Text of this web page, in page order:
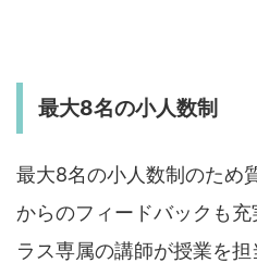
最大8名の小人数制
最大8名の小人数制のため
からのフィードバックも
ラス専属の講師が授業を